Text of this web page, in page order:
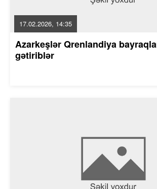
17.02.2026, 14:35
Azarkeşlər Qrenlandiya
gətiriblər